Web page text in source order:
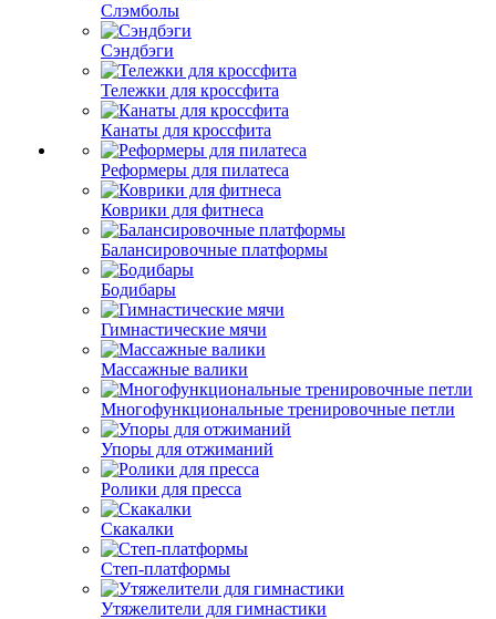
Слэмболы
Сэндбэги
Тележки для кроссфита
Канаты для кроссфита
Реформеры для пилатеса
Коврики для фитнеса
Балансировочные платформы
Бодибары
Гимнастические мячи
Массажные валики
Многофункциональные тренировочные петли
Упоры для отжиманий
Ролики для пресса
Скакалки
Степ-платформы
Утяжелители для гимнастики